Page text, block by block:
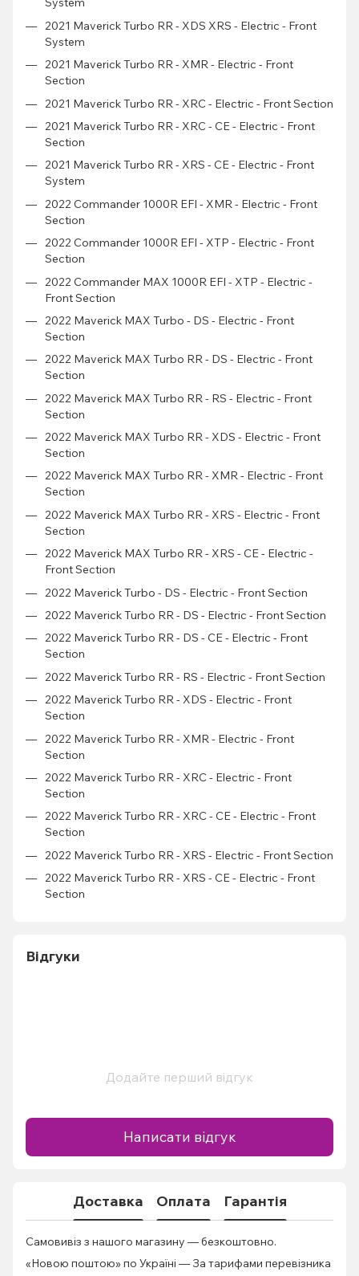
2021 Maverick Turbo RR - XDS XRS - Electric - Front
System
2021 Maverick Turbo RR - XMR - Electric - Front
Section
2021 Maverick Turbo RR - XRC - Electric - Front Section
2021 Maverick Turbo RR - XRC - CE - Electric - Front
Section
2021 Maverick Turbo RR - XRS - CE - Electric - Front
System
2022 Commander 1000R EFI - XMR - Electric - Front
Section
2022 Commander 1000R EFI - XTP - Electric - Front
Section
2022 Commander MAX 1000R EFI - XTP - Electric -
Front Section
2022 Maverick MAX Turbo - DS - Electric - Front
Section
2022 Maverick MAX Turbo RR - DS - Electric - Front
Section
2022 Maverick MAX Turbo RR - RS - Electric - Front
Section
2022 Maverick MAX Turbo RR - XDS - Electric - Front
Section
2022 Maverick MAX Turbo RR - XMR - Electric - Front
Section
2022 Maverick MAX Turbo RR - XRS - Electric - Front
Section
2022 Maverick MAX Turbo RR - XRS - CE - Electric -
Front Section
2022 Maverick Turbo - DS - Electric - Front Section
2022 Maverick Turbo RR - DS - Electric - Front Section
2022 Maverick Turbo RR - DS - CE - Electric - Front
Section
2022 Maverick Turbo RR - RS - Electric - Front Section
2022 Maverick Turbo RR - XDS - Electric - Front
Section
2022 Maverick Turbo RR - XMR - Electric - Front
Section
2022 Maverick Turbo RR - XRC - Electric - Front
Section
2022 Maverick Turbo RR - XRC - CE - Electric - Front
Section
2022 Maverick Turbo RR - XRS - Electric - Front Section
2022 Maverick Turbo RR - XRS - CE - Electric - Front
Section
Відгуки
Додайте перший відгук
Написати відгук
Доставка Оплата Гарантія
Самовивіз з нашого магазину — безкоштовно.
«Новою поштою» по Україні — За тарифами перевізника